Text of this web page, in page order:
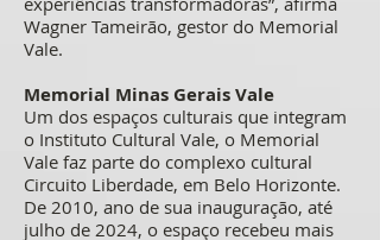
Wagner Tameirão, gestor do Memorial
Vale.
Memorial Minas Gerais Vale
Um dos espaços culturais que integram
o Instituto Cultural Vale, o Memorial
Vale faz parte do complexo cultural
Circuito Liberdade, em Belo Horizonte.
De 2010, ano de sua inauguração, até
julho de 2024, o espaço recebeu mais